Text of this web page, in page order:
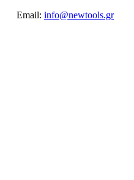
Email: info@newtools.gr